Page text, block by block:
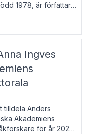
1978, är författare
2005 med den
Ingves
tilldela Anders
Akademiens
för år 2026.